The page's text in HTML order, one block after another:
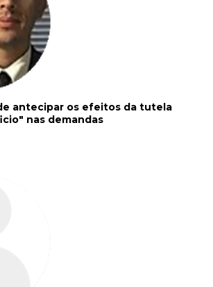
antecipar os efeitos da tutela
nas demandas